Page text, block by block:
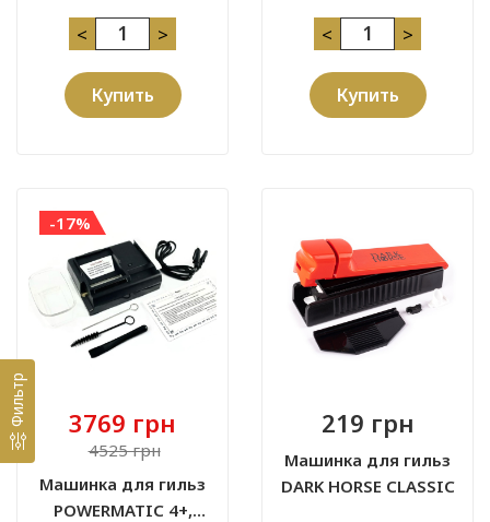
Фильтр
< >
Купить
< >
Купить
-17%
3769 грн
4525 грн
Машинка для гильз
POWERMATIC 4+,
219 грн
Машинка для гильз
DARK HORSE CLASSIC